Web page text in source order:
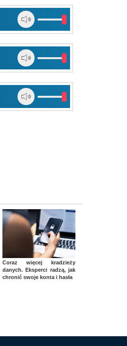
Coraz więcej kradzieży
danych. Eksperci radzą, jak
chronić swoje konta i hasła